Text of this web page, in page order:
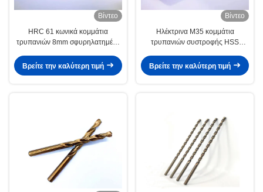
Βίντεο
HRC 61 κωνικά κομμάτια
τρυπανιών 8mm σφυρηλατημένα
Βρείτε την καλύτερη τιμή
Βίντεο
Ηλέκτρινα M35 κομμάτια
τρυπανιών συστροφής HSS
Βρείτε την καλύτερη τιμή